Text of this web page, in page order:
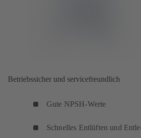
Betriebssicher und servicefreundlich
Gute NPSH-Werte
Schnelles Entlüften und